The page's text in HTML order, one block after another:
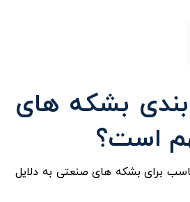
بشکه های
است؟
برای بشکه های صنعتی به دلایل